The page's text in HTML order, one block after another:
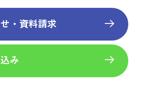
・資料請求
み